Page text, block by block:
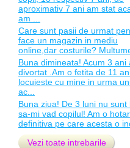
aproximativ 7 ani am stat
am ...
Care sunt pasii de urmat
face un magazin in mediu
online,dar costurile?
Buna dimineata! Acum 3 ani
divortat .Am o fetita de 11
locuieste cu mine in urma
ac...
Buna ziua! De 3 luni nu sunt
sa-mi vad copilul! Am o
definitiva pe care acesta o
Vezi toate intrebarile